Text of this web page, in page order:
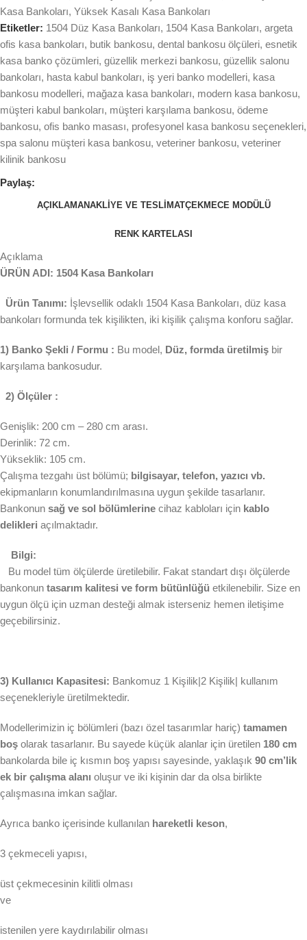
Kasa Bankoları, Yüksek Kasalı Kasa Bankoları
Etiketler: 1504 Düz Kasa Bankoları, 1504 Kasa Bankoları, argeta
ofis kasa bankoları, butik bankosu, dental bankosu ölçüleri, esnetik
kasa banko çözümleri, güzellik merkezi bankosu, güzellik salonu
bankoları, hasta kabul bankoları, iş yeri banko modelleri, kasa
bankosu modelleri, mağaza kasa bankoları, modern kasa bankosu,
müşteri kabul bankoları, müşteri karşılama bankosu, ödeme
bankosu, ofis banko masası, profesyonel kasa bankosu seçenekleri,
spa salonu müşteri kasa bankosu, veteriner bankosu, veteriner
kilinik bankosu
Paylaş:
AÇIKLAMANAKLIYE VE TESLIMATÇEKMECE MODÜLÜ
RENK KARTELASI
Açıklama
ÜRÜN ADI: 1504 Kasa Bankoları
Ürün Tanımı: İşlevsellik odaklı 1504 Kasa Bankoları, düz kasa
bankoları formunda tek kişilikten, iki kişilik çalışma konforu sağlar.
1) Banko Şekli / Formu : Bu model, Düz, formda üretilmiş bir
karşılama bankosudur.
2) Ölçüler :
Genişlik: 200 cm – 280 cm arası.
Derinlik: 72 cm.
Yükseklik: 105 cm.
Çalışma tezgahı üst bölümü; bilgisayar, telefon, yazıcı vb.
ekipmanların konumlandırılmasına uygun şekilde tasarlanır.
Bankonun sağ ve sol bölümlerine cihaz kabloları için kablo
delikleri açılmaktadır.
Bilgi:
Bu model tüm ölçülerde üretilebilir. Fakat standart dışı ölçülerde
bankonun tasarım kalitesi ve form bütünlüğü etkilenebilir. Size en
uygun ölçü için uzman desteği almak isterseniz hemen iletişime
geçebilirsiniz.
3) Kullanıcı Kapasitesi: Bankomuz 1 Kişilik|2 Kişilik| kullanım
seçenekleriyle üretilmektedir.
Modellerimizin iç bölümleri (bazı özel tasarımlar hariç) tamamen
boş olarak tasarlanır. Bu sayede küçük alanlar için üretilen 180 cm
bankolarda bile iç kısmın boş yapısı sayesinde, yaklaşık 90 cm’lik
ek bir çalışma alanı oluşur ve iki kişinin dar da olsa birlikte
çalışmasına imkan sağlar.
Ayrıca banko içerisinde kullanılan hareketli keson,
3 çekmeceli yapısı,
üst çekmecesinin kilitli olması
ve
istenilen yere kaydırılabilir olması